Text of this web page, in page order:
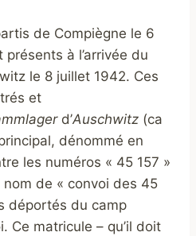
de Compiègne le 6
à l’arrivée du
le 8 juillet 1942. Ces
et
d’Auschwitz (ca
dénommé en
les numéros « 45 157 »
nom de « convoi des 45
déportés du camp
Ce matricule – qu’il doit